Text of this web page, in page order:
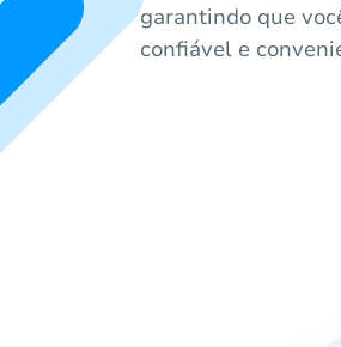
garantindo que
confiável e